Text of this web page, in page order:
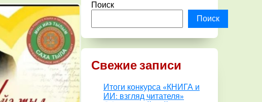
Поиск
Поиск
Свежие записи
Итоги конкурса «КНИГА и
ИИ: взгляд читателя»